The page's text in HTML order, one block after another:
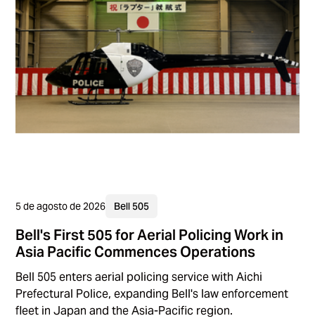
5 de agosto de 2026 Bell 505
Bell's First 505 for Aerial Policing Work in
Asia Pacific Commences Operations
Bell 505 enters aerial policing service with Aichi
Prefectural Police, expanding Bell's law enforcement
fleet in Japan and the Asia-Pacific region.